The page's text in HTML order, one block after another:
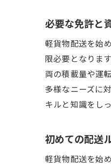
必要な免許と
軽貨物配送を始
限必要となりま
両の積載量や運
多様なニーズに
キルと知識をし
初めての配送
軽貨物配送を始